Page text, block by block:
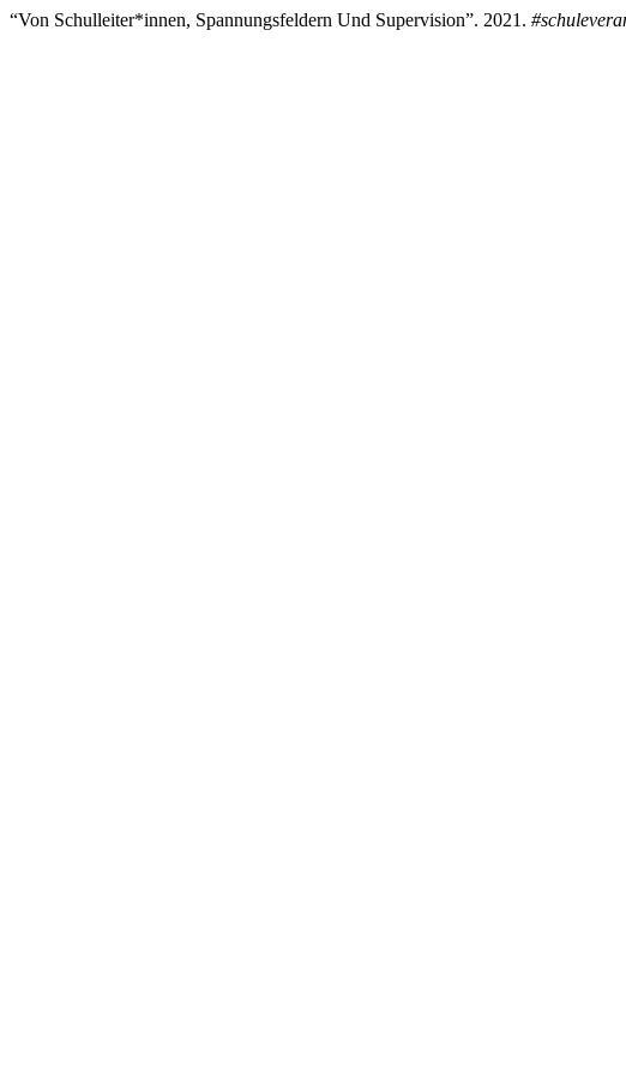
“Von Schulleiter*innen, Spannungsfeldern Und Supervision”. 2021.